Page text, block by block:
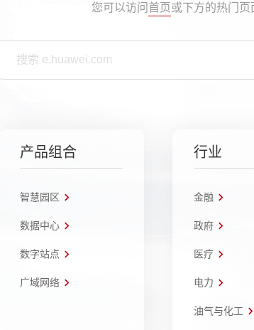
您可以访问 首页或下方的热门
产品组合
智慧园区
数据中心
数字站点
广域网络
行业
金融
政府
医疗
电力
油气与化工